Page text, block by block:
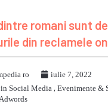
romani sunt
din reclamele
ro
iulie 7, 2022
Social Media, Evenimente &